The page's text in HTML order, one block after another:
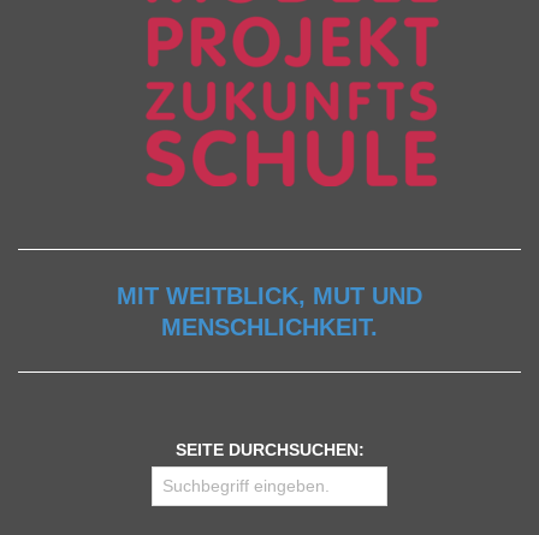
MIT WEITBLICK, MUT UND
MENSCHLICHKEIT.
SEITE DURCHSUCHEN: